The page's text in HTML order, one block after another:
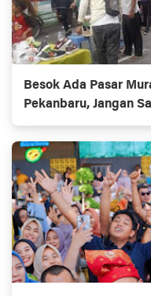
Besok Ada Pasar
Pekanbaru, Jangan